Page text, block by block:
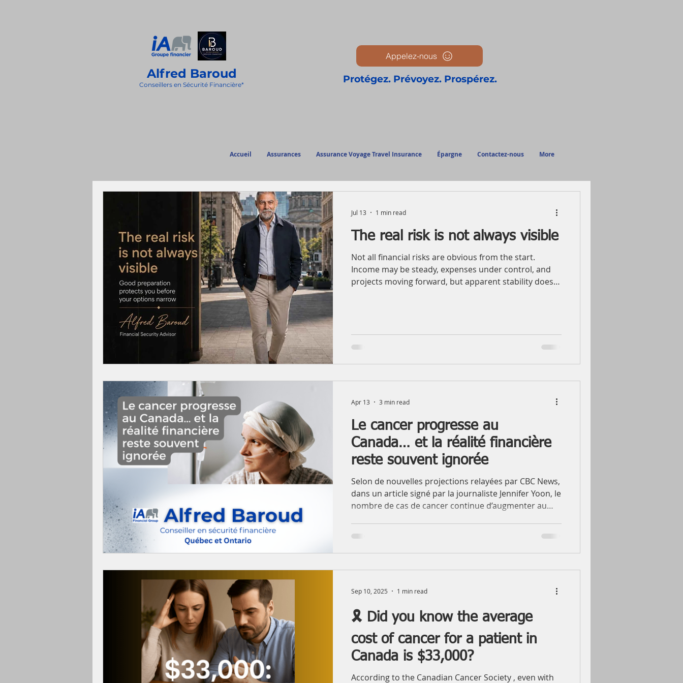
Alfred Baroud
Conseillers en Sécurité Financière*
Appelez-nous
Protégez. Prévoyez. Prospérez.
Accueil Assurances Assurance Voyage Travel Insurance Épargne Contactez-nous More
The real risk is not always visible
Not all financial risks are obvious from the start.
Income may be steady, expenses under control, and
projects moving forward, but apparent stability does
obligation, or an urgent family situation can quickly
to look
Jul 13 1 min read
Le cancer progresse au
Canada… et la réalité financière
reste souvent ignorée
Selon de nouvelles projections relayées par CBC News,
dans un article signé par la journaliste Jennifer Yoon, le
nombre de cas de cancer continue d’augmenter au
une transformation profonde de la société. La
population vieillit, le nombre d’habitants augmente, et
facteur de risque.
Apr 13 3 min read
🎗️ Did you know the average
cost of cancer for a patient in
Canada is $33,000?
According to the Canadian Cancer Society , even with
Sep 10, 2025 1 min read